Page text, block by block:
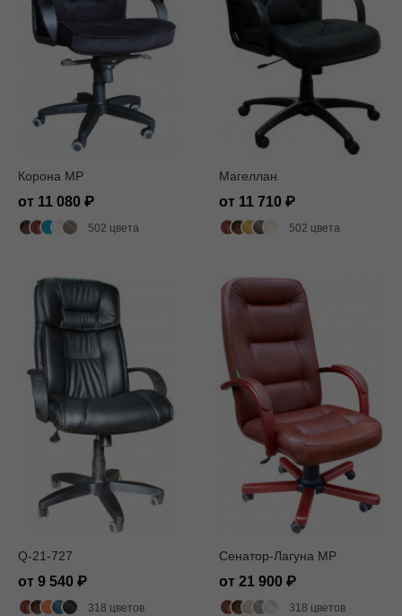
Корона MP
от 11 080
502 цвета
Магеллан
от 11 710
502 цвета
Q-21-727
от 9 540
318 цветов
Сенатор-Лагуна MP
от 21 900
318 цветов